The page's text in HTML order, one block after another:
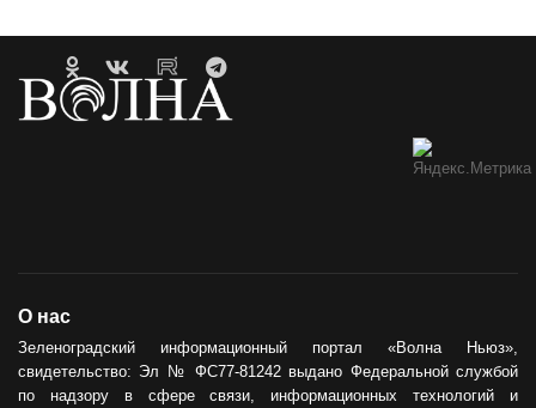
О нас
Зеленоградский информационный портал «Волна Ньюз»,
свидетельство: Эл № ФС77-81242 выдано Федеральной службой
по надзору в сфере связи, информационных технологий и